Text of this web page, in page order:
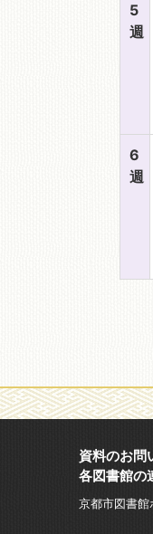
5
週
6
週
資料のお問
各図書館の
京都市図書館